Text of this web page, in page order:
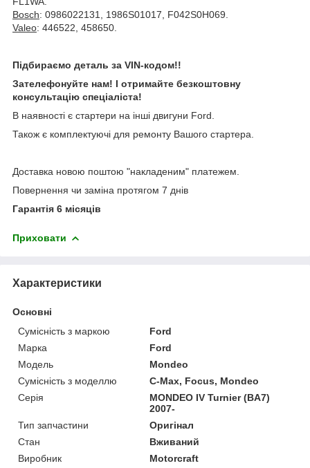
Bosch: 0986022131, 1986S01017, F042S0H069.
Valeo: 446522, 458650.
Підбираємо деталь за VIN-кодом!!
Зателефонуйте нам! І отримайте безкоштовну
консультацію спеціаліста!
В наявності є стартери на інші двигуни Ford.
Також є комплектуючі для ремонту Вашого стартера.
Доставка новою поштою "накладеним" платежем.
Повернення чи заміна протягом 7 днів
Гарантія 6 місяців
Приховати
Характеристики
Основні
Сумісність з маркою
Ford
Марка
Ford
Модель
Mondeo
Сумісність з моделлю
C-Max, Focus, Mondeo
Серія
MONDEO IV Turnier (BA7)
2007-
Тип запчастини
Оригінал
Стан
Вживаний
Виробник
Motorcraft